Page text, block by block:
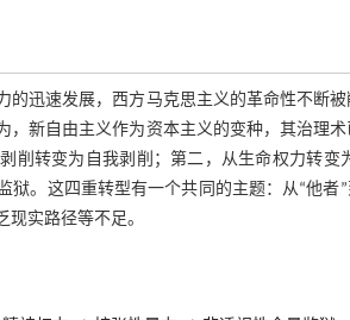
的迅速发展，西方马克思主义的革命性不断
，新自由主义作为资本主义的变种，其治理
削转变为自我剥削；第二，从生命权力转
狱。这四重转型有一个共同的主题：从“他
实路径等不足。